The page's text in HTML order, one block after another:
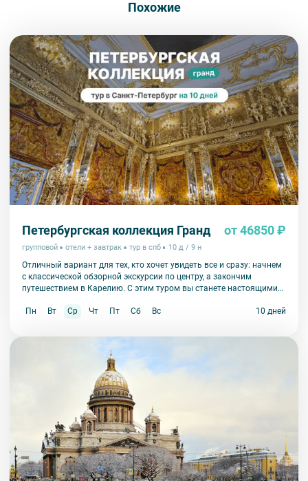
Похожие
Петербургская коллекция Гранд от 46850 ₽
групповой отели + завтрак тур в спб 10 д / 9 н
Отличный вариант для тех, кто хочет увидеть все и сразу: начнем
с классической обзорной экскурсии по центру, а закончим
путешествием в Карелию. С этим туром вы станете настоящими
Пн
Вт Ср Чт Пт Сб Вс 10 дней